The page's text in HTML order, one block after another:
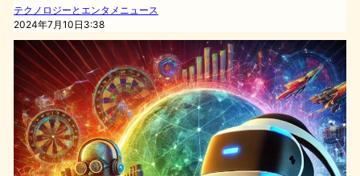
テクノロジーとエンタメニュース
2024年7月10日3:38